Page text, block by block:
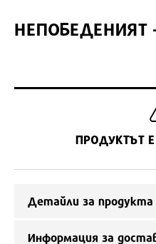
НЕПОБЕДЕНИЯТ
ПРОДУКТЪТ
Детайли за продукта
Информация за